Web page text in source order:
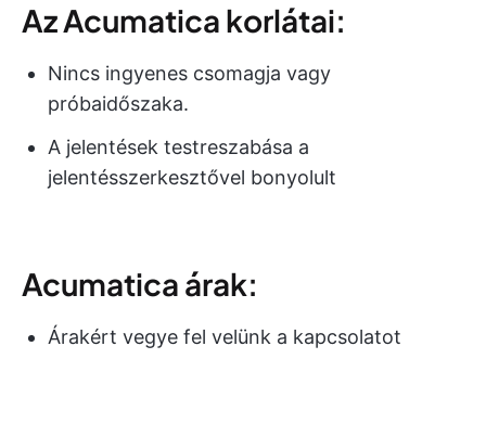
Az Acumatica korlátai:
Nincs ingyenes csomagja vagy
próbaidőszaka.
A jelentések testreszabása a
jelentésszerkesztővel bonyolult
Acumatica árak:
Árakért vegye fel velünk a kapcsolatot